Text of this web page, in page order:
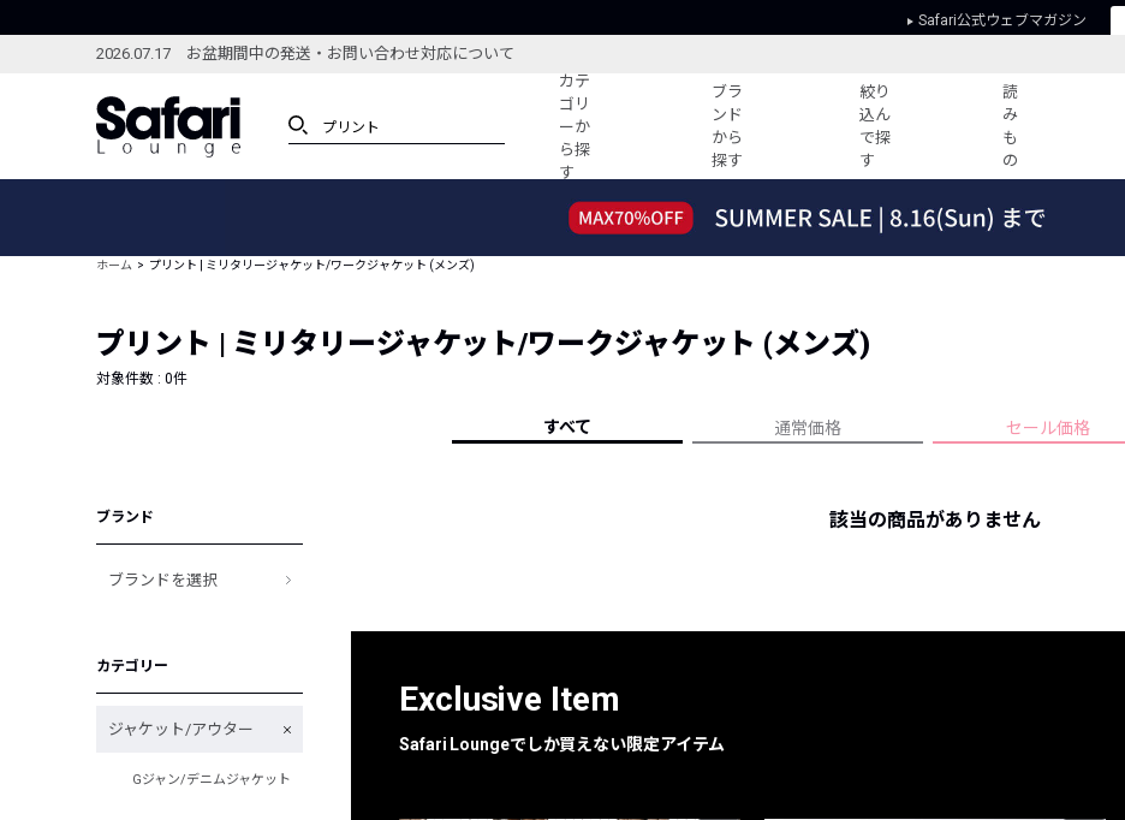
Safari公式ウェブマガジン
2026.07.17 お盆期間中の発送・お問い合わせ対応について
カテ
ゴリ
ーか
ら探
す
ブラ
ンド
から
探す
絞り
込ん
で探
す
読
み
も
の
ブランドから探す
新着アイテム
編集部のおすすめアイテム
特集記事
コーディネート
すべての記事
ーデ紹介
HOTなコーデ TOP20
人気記事ランキング
フォーカスブランド
プライバシーポリシー
ホーム プリント | ミリタリージャケット/ワークジャケット (メンズ)
プリント | ミリタリージャケット/ワークジャケット (メンズ)
対象件数 : 0件
すべて 通常価格 セール価格
ブランド
ブランドを選択
カテゴリー
ジャケット/アウター
Gジャン/デニムジャケット
該当の商品がありません
Exclusive Item
Safari Loungeでしか買えない限定アイテム